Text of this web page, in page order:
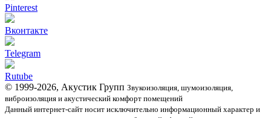
Pinterest
Вконтакте
Telegram
Rutube
© 1999-2026, Акустик Групп Звукоизоляция, шумоизоляция,
виброизоляция и акустический комфорт помещений
Данный интернет-сайт носит исключительно информационный характер и